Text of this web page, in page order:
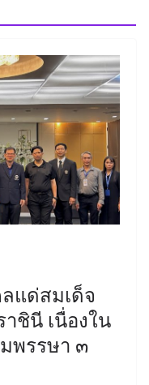
แด่สมเด็จ
ชินี เนื่องใน
พรรษา ๓